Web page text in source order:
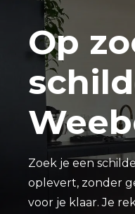
Op
Zoek je een
oplevert, zonder
voor je klaar. Je